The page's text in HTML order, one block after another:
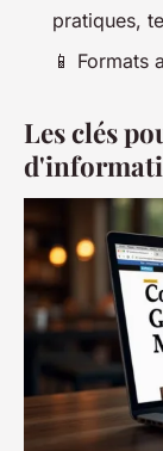
pratiques,
📱 Formats
Les clés